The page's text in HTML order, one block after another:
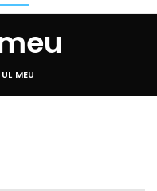
MEU